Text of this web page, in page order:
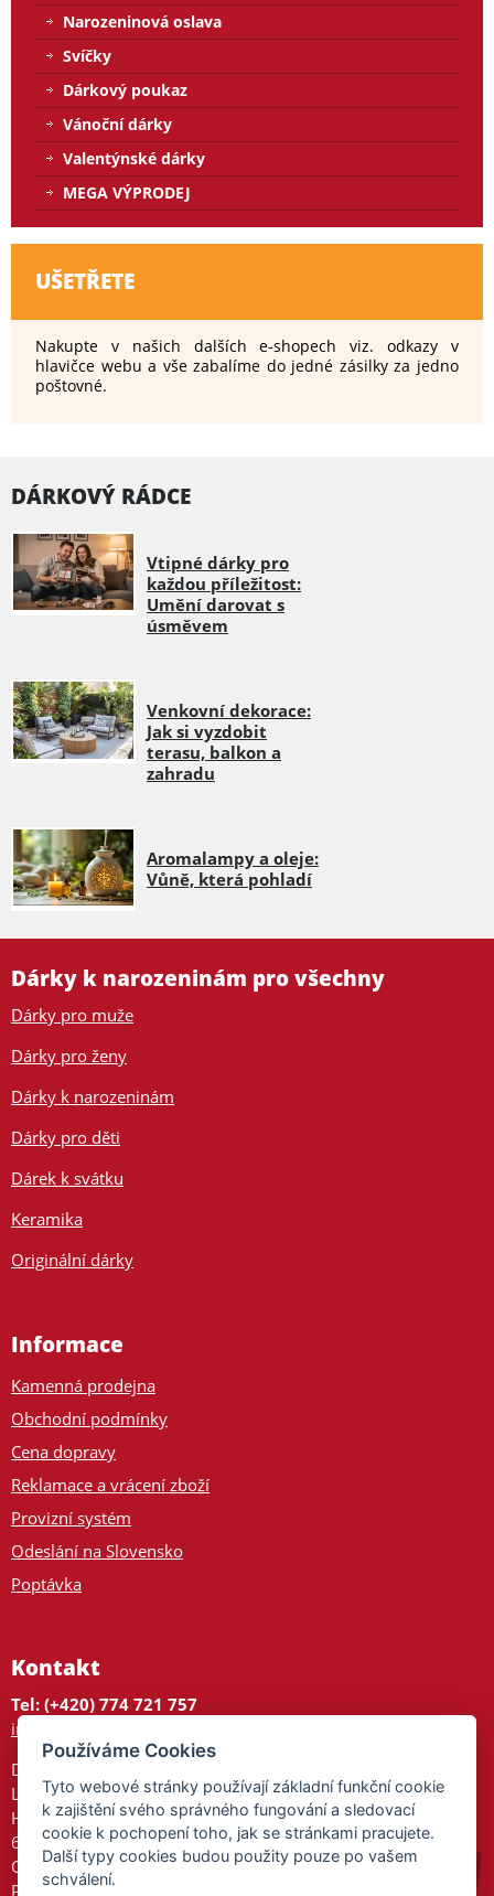
Narozeninová oslava
Svíčky
Dárkový poukaz
Vánoční dárky
Valentýnské dárky
MEGA VÝPRODEJ
UŠETŘETE
Nakupte v našich dalších e-shopech viz. odkazy v
hlavičce webu a vše zabalíme do jedné zásilky za jedno
poštovné.
DÁRKOVÝ RÁDCE
Vtipné dárky pro
každou příležitost:
Umění darovat s
úsměvem
Venkovní dekorace:
Jak si vyzdobit
terasu, balkon a
zahradu
Aromalampy a oleje:
Vůně, která pohladí
Dárky k narozeninám pro všechny
Dárky pro muže
Dárky pro ženy
Dárky k narozeninám
Dárky pro děti
Dárek k svátku
Keramika
Originální dárky
Informace
Kamenná prodejna
Obchodní podmínky
Cena dopravy
Reklamace a vrácení zboží
Provizní systém
Odeslání na Slovensko
Poptávka
Kontakt
Tel: (+420) 774 721 757
info@tajnedarky.cz
Dárkové centrum
Legionářů 2
Hodonín
695 01
Otevřeno:
Po-Pá 9-17
Používáme Cookies
Tyto webové stránky používají základní funkční cookie
k zajištění svého správného fungování a sledovací
cookie k pochopení toho, jak se stránkami pracujete.
Další typy cookies budou použity pouze po vašem
schválení.